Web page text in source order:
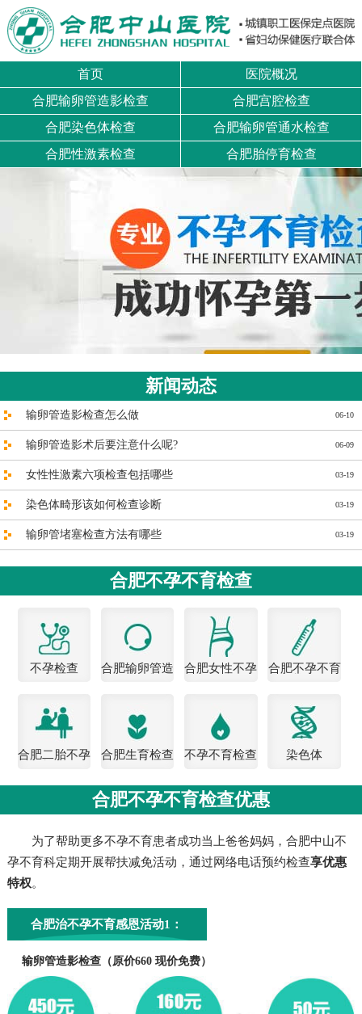
首页
医院概况
合肥输卵管造影检查
合肥宫腔检查
合肥染色体检查
合肥输卵管通水检查
合肥性激素检查
合肥胎停育检查
新闻动态
06-10
输卵管造影检查怎么做
06-09
输卵管造影术后要注意什么呢?
03-19
女性性激素六项检查包括哪些
03-19
染色体畸形该如何检查诊断
03-19
输卵管堵塞检查方法有哪些
合肥不孕不育检查
不孕检查
合肥输卵管造
合肥女性不孕
合肥不孕不育
合肥二胎不孕
合肥生育检查
不孕不育检查
染色体
合肥不孕不育检查优惠
为了帮助更多不孕不育患者成功当上爸爸妈妈，合肥中山不
孕不育科定期开展帮扶减免活动，通过网络电话预约检查享优惠
特权。
合肥治不孕不育感恩活动1：
输卵管造影检查（原价660 现价免费）